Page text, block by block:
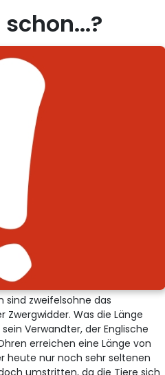
sind zweifelsohne das
Was die Länge
Verwandter, der Englische
erreichen eine Länge von
heute nur noch sehr seltenen